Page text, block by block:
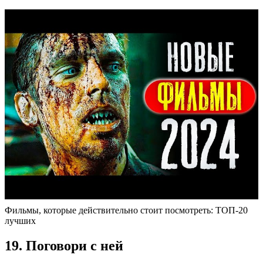
Фильмы, которые действительно стоит посмотреть: ТОП-20
лучших
19. Поговори с ней